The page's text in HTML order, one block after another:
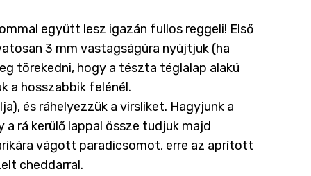
együtt lesz igazán fullos reggeli! Első
3 mm vastagságúra nyújtjuk (ha
törekedni, hogy a tészta téglalap alakú
a hosszabbik felénél.
és ráhelyezzük a virsliket. Hagyjunk a
rá kerülő lappal össze tudjuk majd
vágott paradicsomot, erre az aprított
cheddarral.